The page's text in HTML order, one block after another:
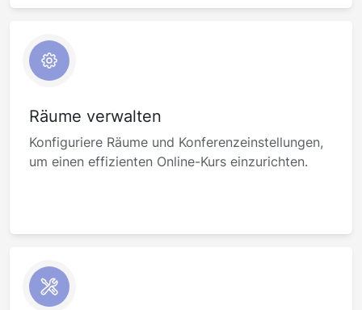
Räume verwalten
Konfiguriere Räume und Konferenzeinstellungen,
um einen effizienten Online-Kurs einzurichten.